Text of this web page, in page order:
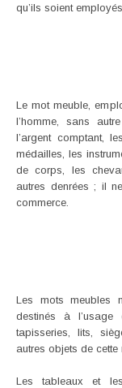
qu’ils soient
Le mot meuble,
l’homme, sans
l’argent comptant,
médailles, les
de corps, les
autres denrées ; il
commerce.
Les mots meubles
destinés à l’usage
tapisseries, lits,
autres objets de cette
Les tableaux et